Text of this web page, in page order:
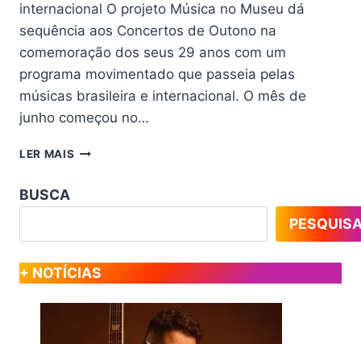
internacional O projeto Música no Museu dá
sequência aos Concertos de Outono na
comemoração dos seus 29 anos com um
programa movimentado que passeia pelas
músicas brasileira e internacional. O mês de
junho começou no…
LER MAIS MÚSICA
EM
CONCERTOS
GRATUITOS
BUSCA
+ NOTÍCIAS